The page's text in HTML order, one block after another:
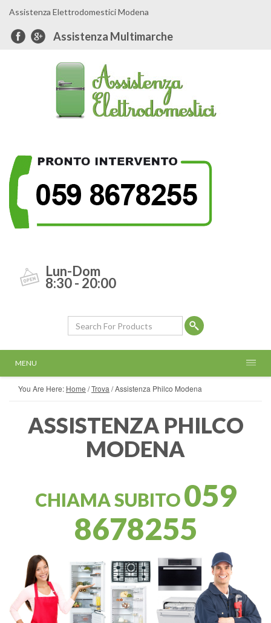
Assistenza Elettrodomestici Modena
Assistenza Multimarche
Lun-Dom
8:30 - 20:00
MENU
You Are Here: Home /Trova /Assistenza Philco Modena
ASSISTENZA PHILCO
MODENA
CHIAMA SUBITO059
8678255